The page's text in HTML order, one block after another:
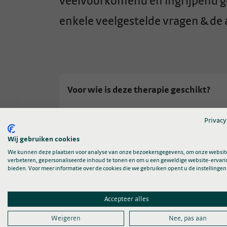
enkele veelgestelde vragen &
Voor wie is deze therapie geschikt?
Deze therapie is geschikt voor mensen
Loopt het onderzoek nog?
Kan ik ook meedoen aan het
Wanneer komt deze therapie op de
Wij gebruiken cookies
We kunnen deze plaatsen voor analyse van onze bezoekersgegevens, om onze
verbeteren, gepersonaliseerde inhoud te tonen en om u een geweldige website-
bieden. Voor meer informatie over de cookies die we gebruiken opent u de instellingen.
Accepteer alles
Weigeren Nee, pas aan